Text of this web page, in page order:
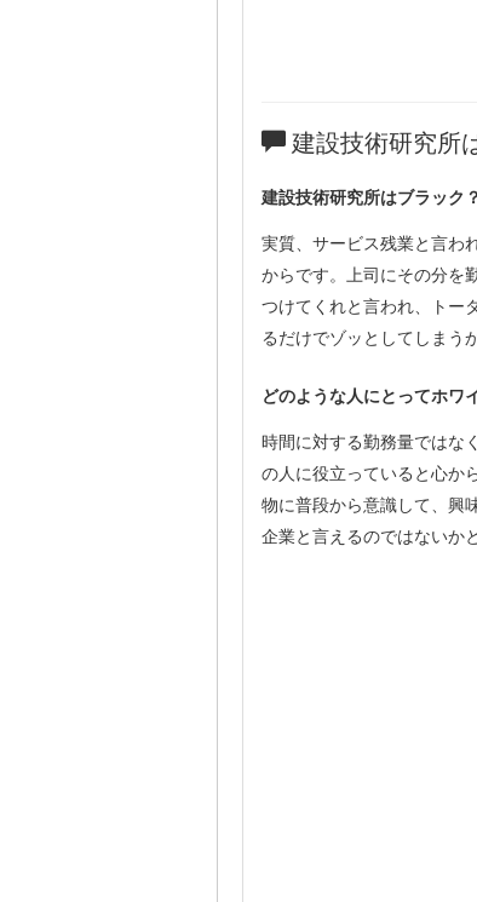
建設技術研究所
建設技術研究所はブラック
実質、サービス残業と言わ
からです。上司にその分を
つけてくれと言われ、トー
るだけでゾッとしてしまう
どのような人にとってホワ
時間に対する勤務量ではな
の人に役立っていると心か
物に普段から意識して、興
企業と言えるのではないか